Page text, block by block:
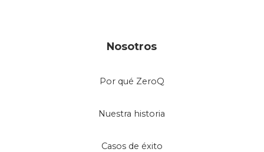
Nosotros
Por qué ZeroQ
Nuestra historia
Casos de éxito